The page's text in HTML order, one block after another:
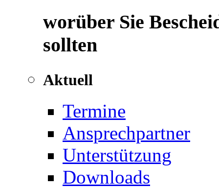
worüber Sie
sollten
Aktuell
Termine
Ansprechpartner
Unterstützung
Downloads